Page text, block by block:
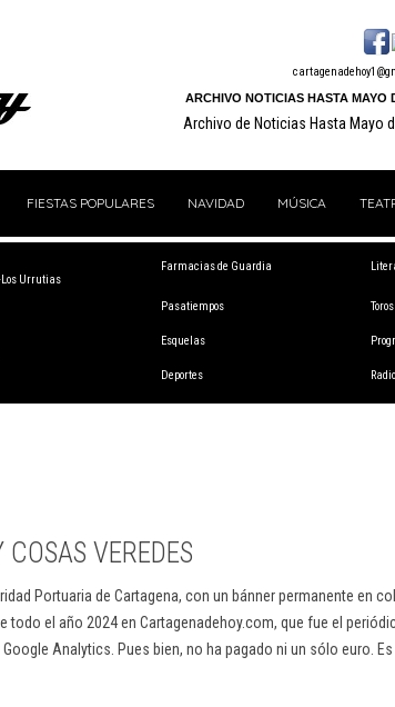
ARCHIVO NOTICIAS HASTA MAYO
Archivo de Noticias Hasta Mayo
FIESTAS POPULARES NAVIDAD MÚSICA
Urrutias
Farmacias de Guardia
Pasatiempos
Esquelas
Deportes
Toros
Radio
VEREDES
Portuaria de Cartagena, con un bánner permanente en
el año 2024 en Cartagenadehoy.com, que fue el
Analytics. Pues bien, no ha pagado ni un sólo euro.